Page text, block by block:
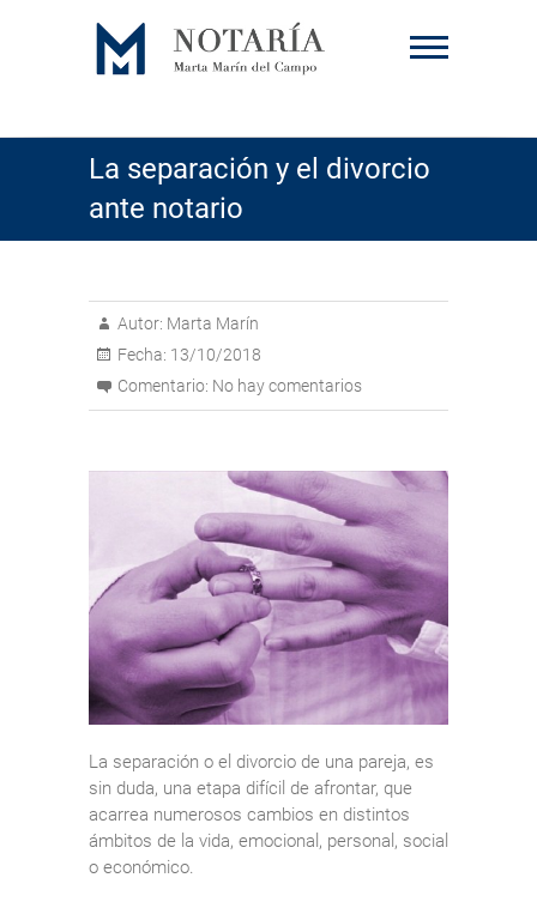
La separación y el divorcio
ante notario
Autor: Marta Marín
Fecha: 13/10/2018
Comentario: No hay comentarios
La separación o el divorcio de una pareja, es
sin duda, una etapa difícil de afrontar, que
acarrea numerosos cambios en distintos
ámbitos de la vida, emocional, personal, social
o económico.